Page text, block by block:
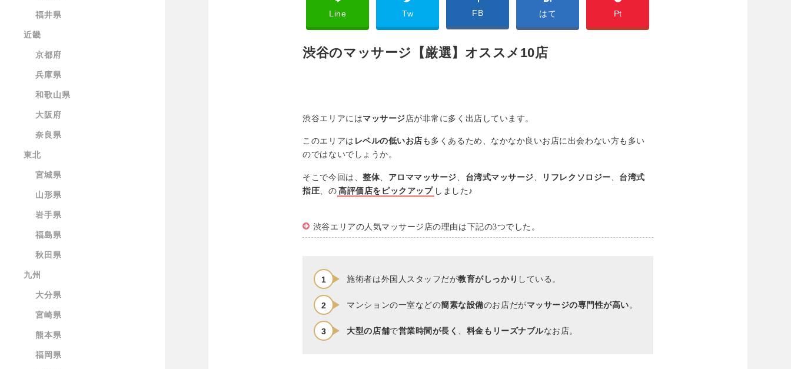
福井県
近畿
京都府
兵庫県
和歌山県
大阪府
奈良県
東北
宮城県
山形県
岩手県
福島県
秋田県
九州
大分県
宮崎県
熊本県
福岡県
Line Tw FB はて Pt
渋谷のマッサージ【厳選】オススメ10店
渋谷エリアにはマッサージ店が非常に多く出店しています。
このエリアは レベルの低いお店も多くあるため、なかなか良いお店に出会わない方も多い
のではないでしょうか。
そこで今回は、整体、 アロママッサージ 台湾式マッサージ リフレクソロジー
台湾式
指圧 、の 高評価店をピックアップ しました♪
渋谷エリアの人気マッサージ店の理由は下記の3つでした。
施術者は外国人スタッフだが教育がしっかり している。
マンションの一室などの簡素な設備のお店だがマッサージの専門性が高い。
大型の店舗で営業時間が長く 料金もリーズナブルなお店。